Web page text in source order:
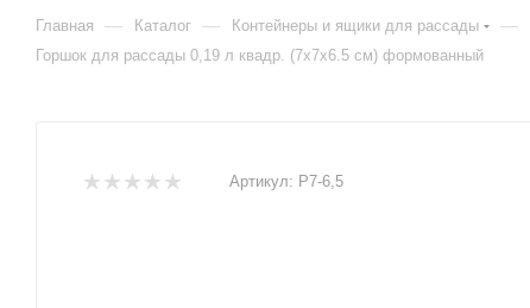
Главная — Каталог — Контейнеры и ящики для рассады —
Горшок для рассады 0,19 л квадр. (7х7х6.5 см) формованный
Артикул: P7-6,5